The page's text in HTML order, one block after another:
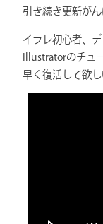
引き続き更新が
イラレ初心者、
Illustratorのチュ
早く復活して欲